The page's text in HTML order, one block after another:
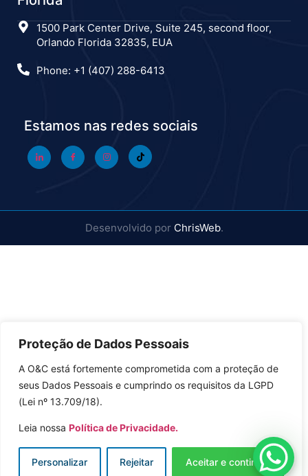
Proteção de Dados Pessoais
A O&C está fortemente comprometida com a proteção de
seus Dados Pessoais e cumprindo os requisitos da LGPD
(Lei nº 13.709/18).
Leia nossa Política de Privacidade.
Personalizar Rejeitar Aceitar e continuar
1500 Park Center Drive, Suite 245, second floor,
Orlando Florida 32835, EUA
Phone: +1 (407) 288-6413
Estamos nas redes sociais
Desenvolvido por ChrisWeb.